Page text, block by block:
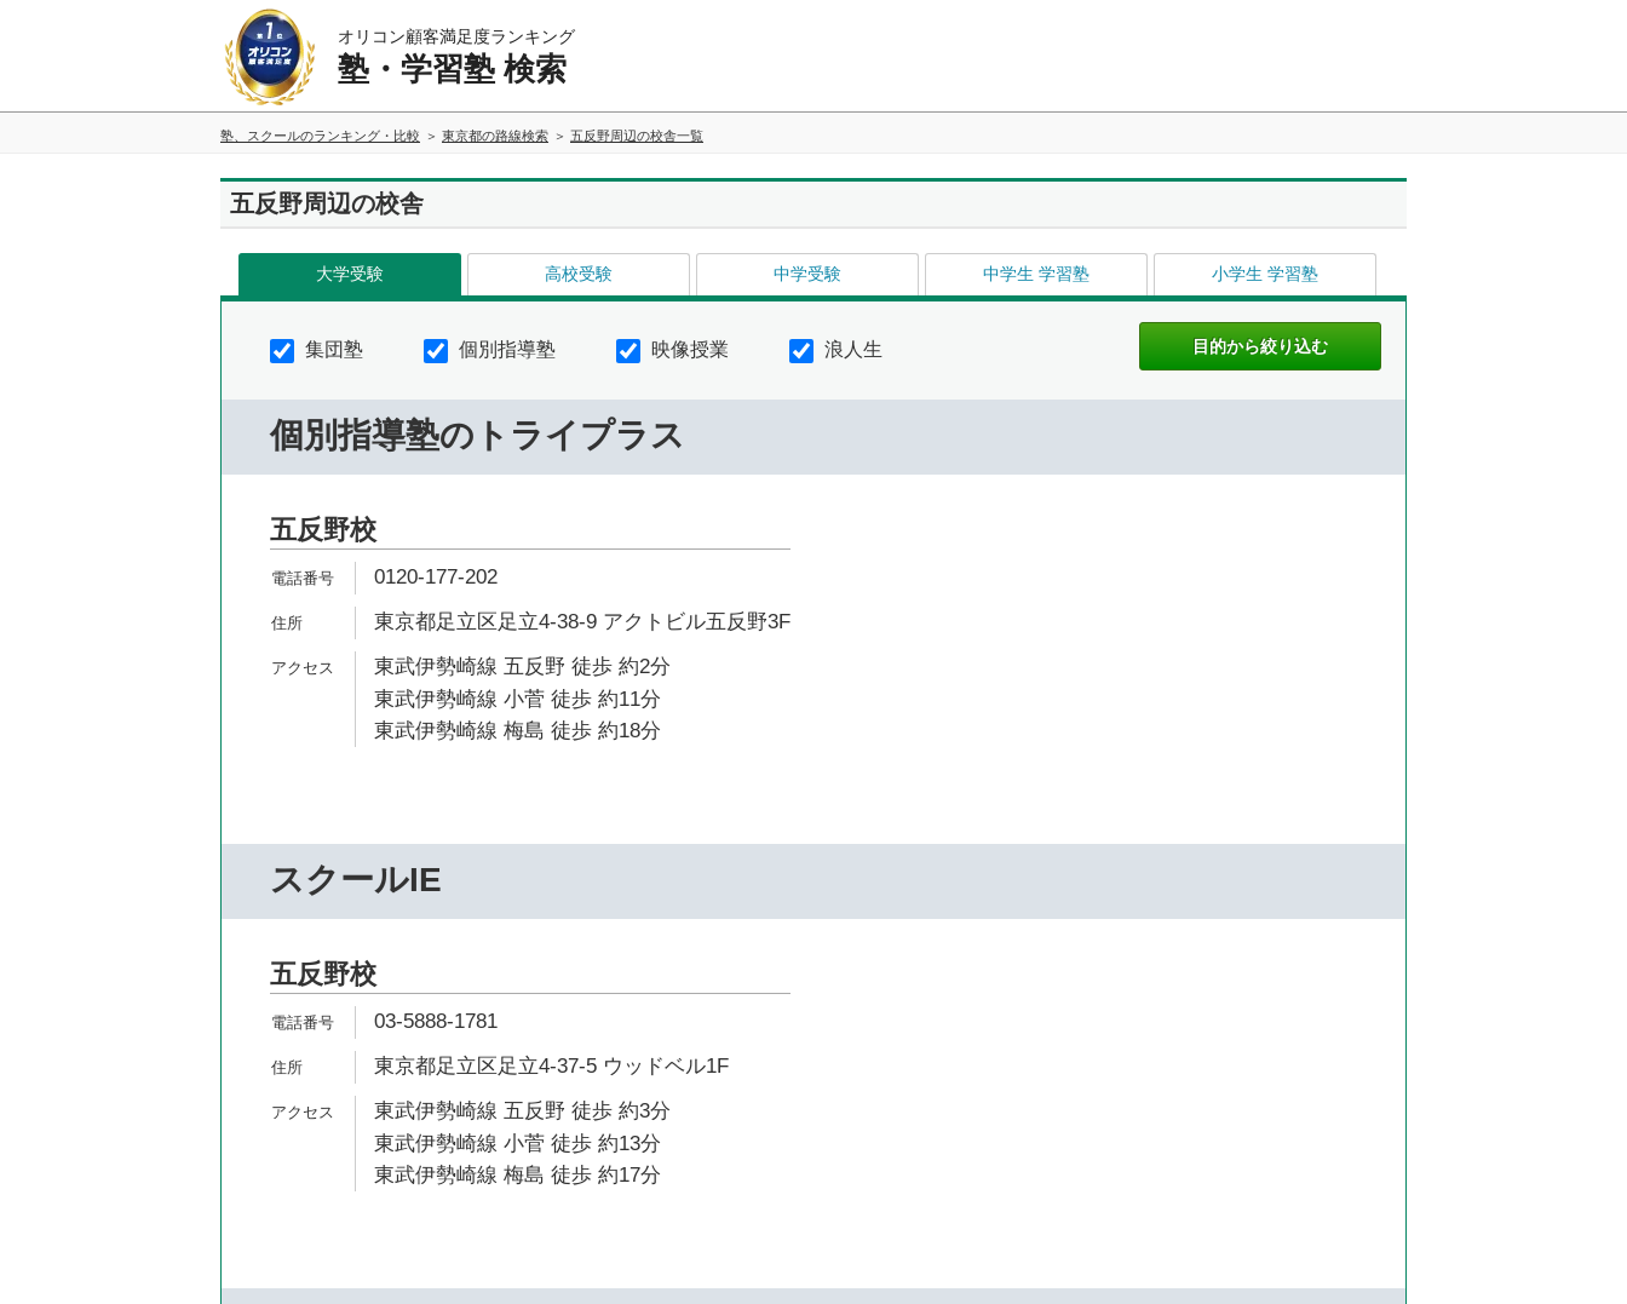
オリコン顧客満足度ランキング
塾・学習塾 検索
塾、スクールのランキング・比較 東京都の路線検索 五反野周辺の校舎一覧
五反野周辺の校舎
大学受験 高校受験 中学受験 中学生 学習塾 小学生 学習塾
集団塾 個別指導塾 映像授業 浪人生
個別指導塾のトライプラス
五反野校
0120-177-202
東京都足立区足立4-38-9 アクトビル五反野3F
東武伊勢崎線 五反野 徒歩 約2分
東武伊勢崎線 小菅 徒歩 約11分
東武伊勢崎線 梅島 徒歩 約18分
スクールIE
五反野校
03-5888-1781
東京都足立区足立4-37-5 ウッドベル1F
東武伊勢崎線 五反野 徒歩 約3分
東武伊勢崎線 小菅 徒歩 約13分
東武伊勢崎線 梅島 徒歩 約17分